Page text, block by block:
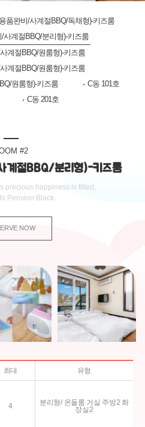
품완비/사계절BBQ/독채형)-키즈룸
사계절BBQ/분리형)-키즈룸
계절BBQ/원룸형)-키즈룸
계절BBQ/원룸형)-키즈룸
원룸형)-키즈룸
C동 101호
C동 201호
#2
계절BBQ/분리형)-키즈룸
precious happiness is filled,
Pension Black
NOW
최대 유형
4
분리형/ 온돌룸 거실 주방2 화
장실2